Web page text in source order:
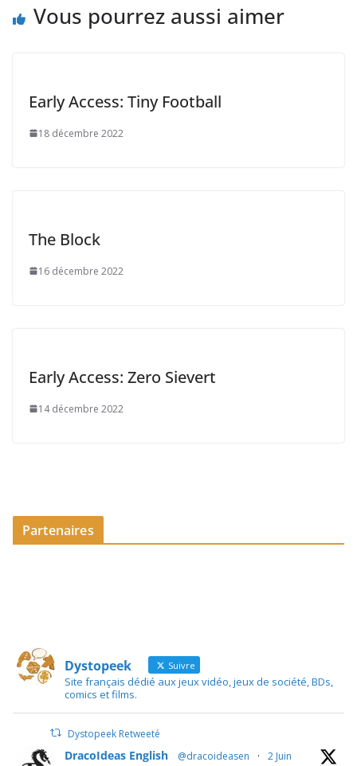
Vous pourrez aussi aimer
Early Access: Tiny Football
18 décembre 2022
The Block
16 décembre 2022
Early Access: Zero Sievert
14 décembre 2022
Partenaires
Dystopeek Suivre
Site français dédié aux jeux vidéo, jeux de société, BDs,
comics et films.
Dystopeek Retweeté
DracoIdeas English @dracoideasen · 2 Juin